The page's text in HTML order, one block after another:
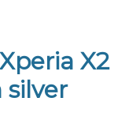
X2
silver